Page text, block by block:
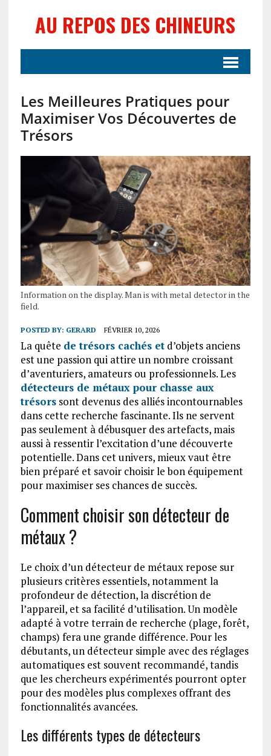
AU REPOS DES CHINEURS
Les Meilleures Pratiques pour
Maximiser Vos Découvertes de
Trésors
Information on the display. Man is with metal detector in the
field.
POSTED BY: GERARD FÉVRIER 10, 2026
La quête de trésors cachés etd’objets anciens
est une passion qui attire un nombre croissant
d’aventuriers, amateurs ou professionnels. Les
détecteurs de métaux pour chasse aux
trésorssont devenus des alliés incontournables
dans cette recherche fascinante. Ils ne servent
pas seulement à débusquer des artefacts, mais
aussi à ressentir l’excitation d’une découverte
potentielle. Dans cet univers, mieux vaut être
bien préparé et savoir choisir le bon équipement
pour maximiser ses chances de succès.
Comment choisir son détecteur de
métaux ?
Le choix d’un détecteur de métaux repose sur
plusieurs critères essentiels, notamment la
profondeur de détection, la discrétion de
l’appareil, et sa facilité d’utilisation. Un modèle
adapté à votre terrain de recherche (plage, forêt,
champs) fera une grande différence. Pour les
débutants, un détecteur simple avec des réglages
automatiques est souvent recommandé, tandis
que les chercheurs expérimentés pourront opter
pour des modèles plus complexes offrant des
fonctionnalités avancées.
Les différents types de détecteurs